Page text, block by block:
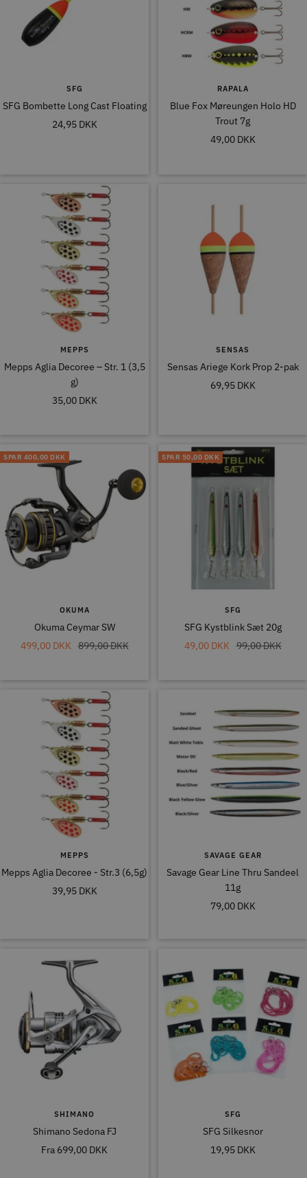
SFG
SFG Bombette Long Cast Floating
Tilbudspris
24,95 DKK
RAPALA
Blue Fox Møreungen Holo HD
Trout 7g
Tilbudspris
49,00 DKK
MEPPS
Mepps Aglia Decoree – Str. 1 (3,5
g)
Tilbudspris
35,00 DKK
SENSAS
Sensas Ariege Kork Prop 2-pak
Tilbudspris
69,95 DKK
SPAR 400,00 DKK
OKUMA
Okuma Ceymar SW
Tilbudspris
499,00 DKK Normal
899,00 DKK
SPAR 50,00 DKK
SFG
SFG Kystblink Sæt 20g
Tilbudspris
49,00 DKK Normal
99,00 DKK
MEPPS
Mepps Aglia Decoree - Str.3 (6,5g)
Tilbudspris
39,95 DKK
SAVAGE GEAR
Savage Gear Line Thru Sandeel
11g
Tilbudspris
79,00 DKK
SHIMANO
Shimano Sedona FJ
Tilbudspris
Fra 699,00 DKK
SFG
SFG Silkesnor
Tilbudspris
19,95 DKK